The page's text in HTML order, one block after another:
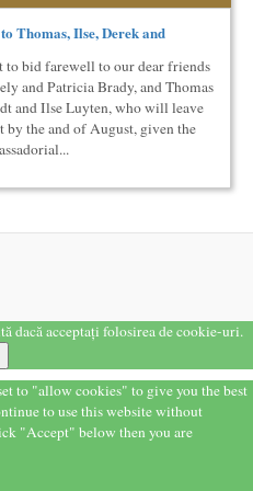
curs de cultura generala
de nivel
2017
stilizata de scriitori
mai 2017 Sase scriitori
din Romania
curs de Sociologie, in
si Asistenta Sociala a
Palatul Universul,
Thomas, Ilse, Derek and
to bid farewell to our dear friends
and Patricia Brady, and Thomas
and Ilse Luyten, who will leave
by the and of August, given the
dacă acceptați folosirea de cookie-uri.
to "allow cookies" to give you the best
to use this website without
"Accept" below then you are